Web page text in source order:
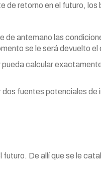
de retorno en el futuro, los
de antemano las
se le será devuelto
calcular
fuentes potenciales de
De allí que se le